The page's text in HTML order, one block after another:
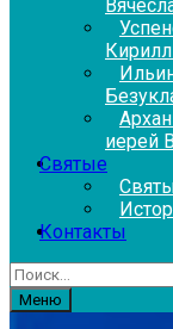
иерей
Святые
Контакты
Найти:
Меню